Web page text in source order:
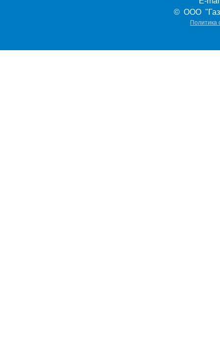
© ООО
Политика